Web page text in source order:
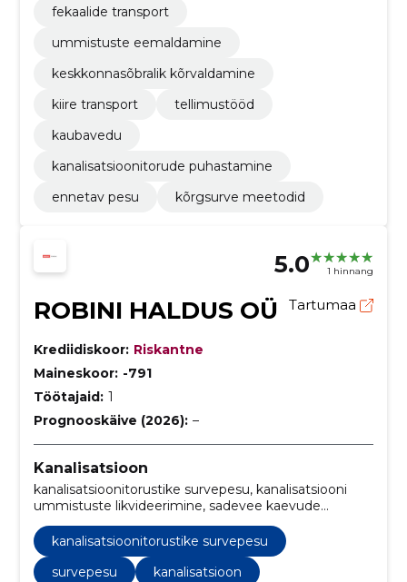
fekaalide transport
ummistuste eemaldamine
keskkonnasõbralik kõrvaldamine
kiire transport
tellimustööd
kaubavedu
kanalisatsioonitorude puhastamine
ennetav pesu
kõrgsurve meetodid
5.0 1 hinnang
ROBINI HALDUS OÜ Tartumaa
Krediidiskoor: Riskantne
Maineskoor: -791
Töötajaid: 1
Prognooskäive (2026): –
Kanalisatsioon
kanalisatsioonitorustike survepesu, kanalisatsiooni
ummistuste likvideerimine, sadevee kaevude
puhastamine, välistrasside läbipesu, settekaevude
tühjendamine, imbsüsteemide pesu, Mahutid,
Trassitööd, survepesu, Fekaalivedu
kanalisatsioonitorustike survepesu
survepesu
kanalisatsioon